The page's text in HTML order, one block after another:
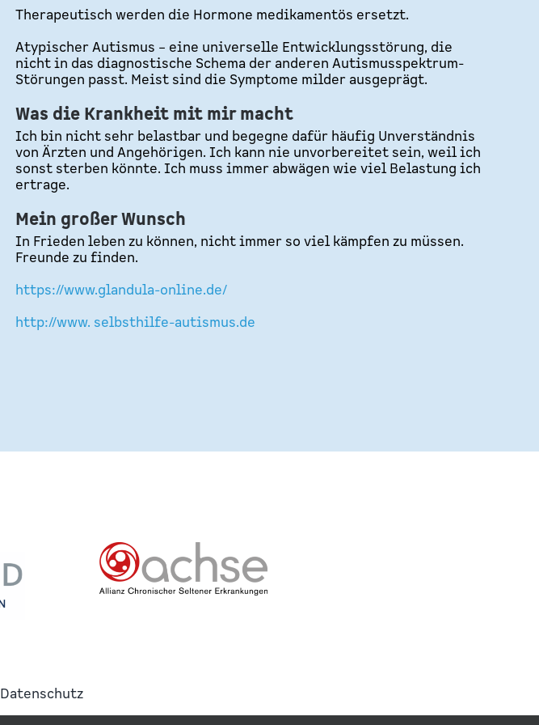
Therapeutisch werden die Hormone medikamentös ersetzt.
Atypischer Autismus – eine universelle Entwicklungsstörung, die
nicht in das diagnostische Schema der anderen Autismusspektrum-
Störungen passt. Meist sind die Symptome milder ausgeprägt.
Was die Krankheit mit mir macht
Ich bin nicht sehr belastbar und begegne dafür häufig Unverständnis
von Ärzten und Angehörigen. Ich kann nie unvorbereitet sein, weil ich
sonst sterben könnte. Ich muss immer abwägen wie viel Belastung ich
ertrage.
Mein großer Wunsch
In Frieden leben zu können, nicht immer so viel kämpfen zu müssen.
Freunde zu finden.
https://www.glandula-online.de/
http://www. selbsthilfe-autismus.de
Datenschutz